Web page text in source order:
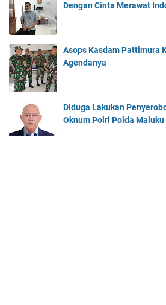
Dengan Cinta Merawat
Asops Kasdam Pattimura
Agendanya
Diduga Lakukan
Oknum Polri Polda Maluku